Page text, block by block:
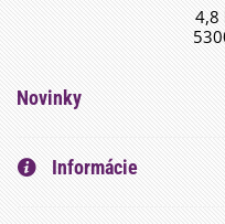
4,8
Novinky
Informácie